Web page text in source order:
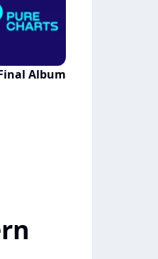
Album